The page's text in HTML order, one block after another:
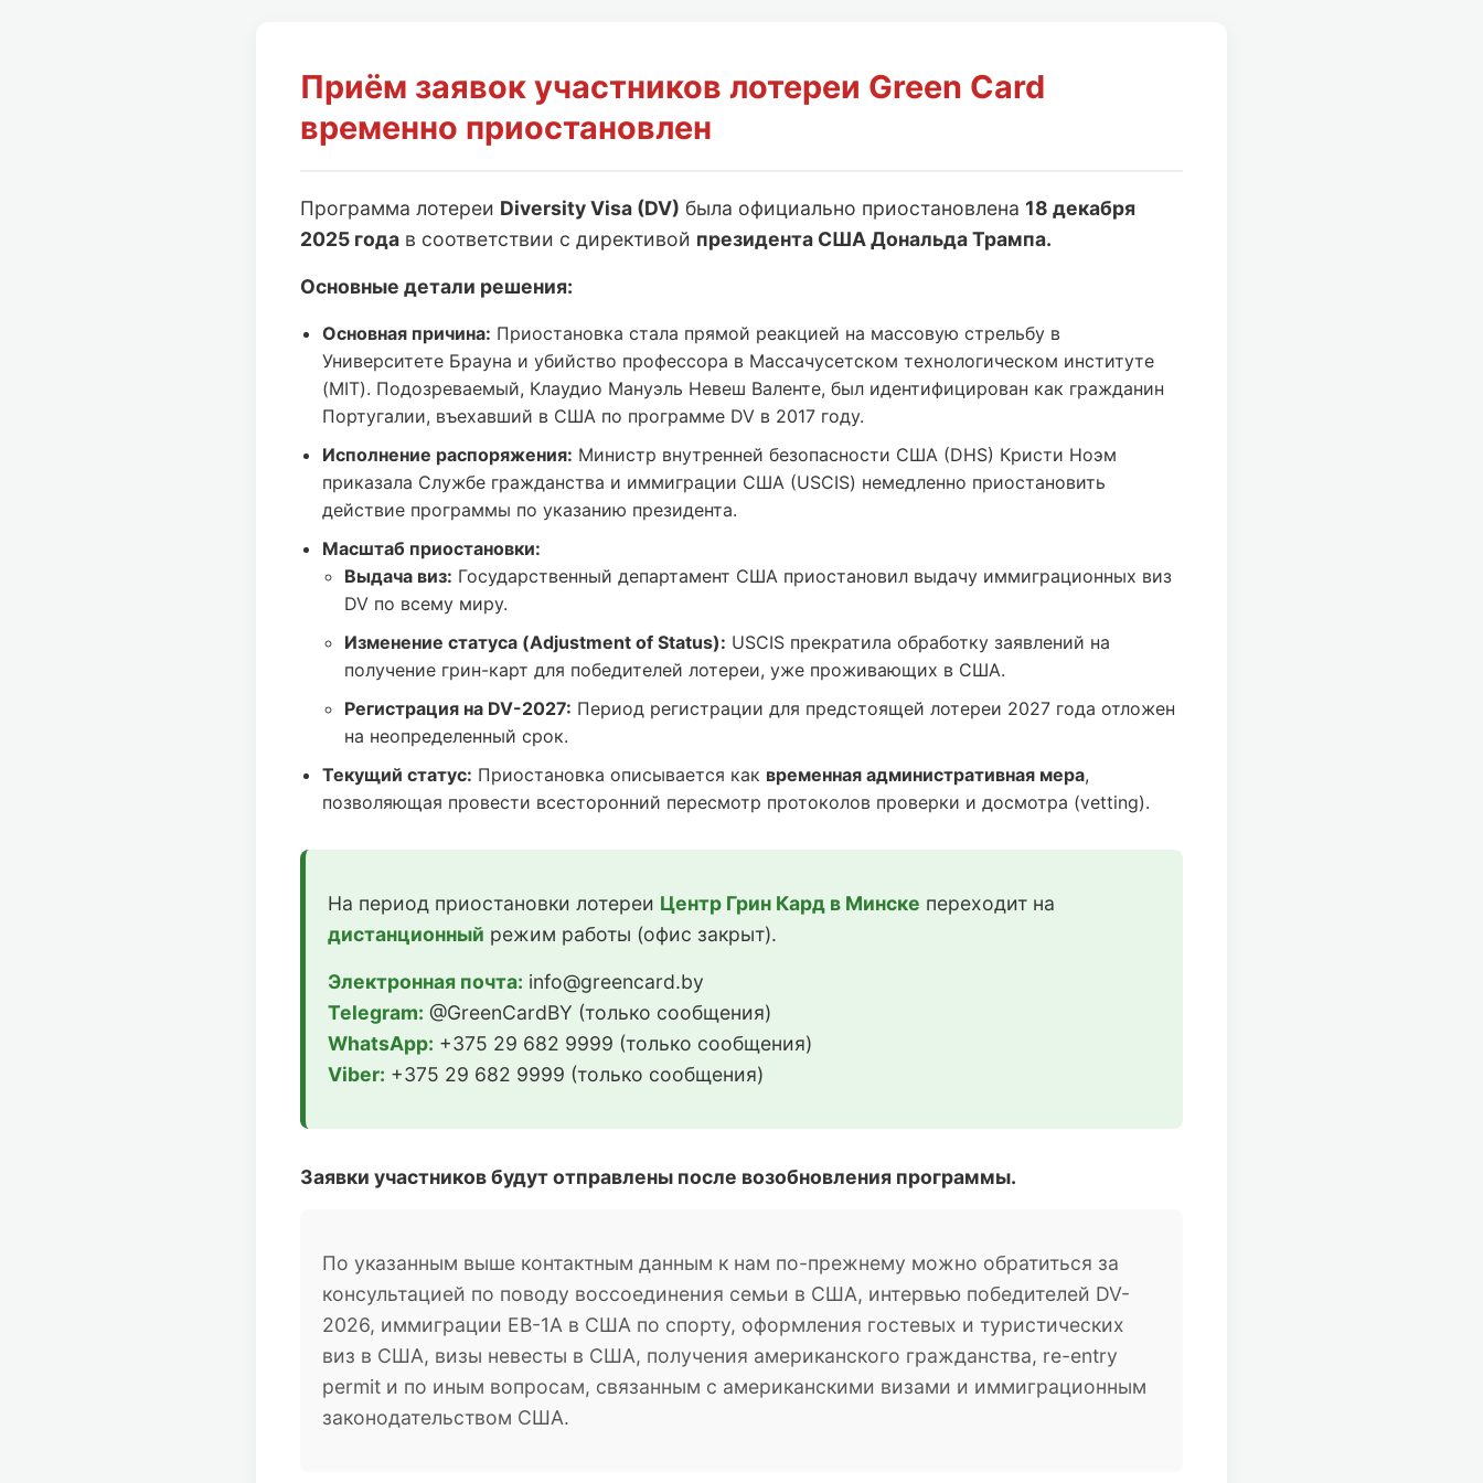
Приём заявок участников лотереи Green Card
временно приостановлен
Программа лотереи Diversity Visa (DV) была официально приостановлена 18 декабря
2025 года в соответствии с директивой президента США Дональда Трампа.
Основные детали решения:
Основная причина: Приостановка стала прямой реакцией на массовую стрельбу в
Университете Брауна и убийство профессора в Массачусетском технологическом институте
(MIT). Подозреваемый, Клаудио Мануэль Невеш Валенте, был идентифицирован как гражданин
Португалии, въехавший в США по программе DV в 2017 году.
Исполнение распоряжения: Министр внутренней безопасности США (DHS) Кристи Ноэм
приказала Службе гражданства и иммиграции США (USCIS) немедленно приостановить
действие программы по указанию президента.
Масштаб приостановки:
Выдача виз: Государственный департамент США приостановил выдачу иммиграционных виз
DV по всему миру.
Изменение статуса (Adjustment of Status): USCIS прекратила обработку заявлений на
получение грин-карт для победителей лотереи, уже проживающих в США.
Регистрация на DV-2027: Период регистрации для предстоящей лотереи 2027 года отложен
на неопределенный срок.
Текущий статус: Приостановка описывается как временная административная мера,
позволяющая провести всесторонний пересмотр протоколов проверки и досмотра (vetting).
На период приостановки лотереи Центр Грин Кард в Минске переходит на
дистанционный режим работы (офис закрыт).
Электронная почта: info@greencard.by
Telegram: @GreenCardBY (только сообщения)
WhatsApp: +375 29 682 9999 (только сообщения)
Viber: +375 29 682 9999 (только сообщения)
Заявки участников будут отправлены после возобновления программы.
По указанным выше контактным данным к нам по-прежнему можно обратиться за
консультацией по поводу воссоединения семьи в США, интервью победителей DV-
2026, иммиграции EB-1A в США по спорту, оформления гостевых и туристических
виз в США, визы невесты в США, получения американского гражданства, re-entry
permit и по иным вопросам, связанным с американскими визами и иммиграционным
законодательством США.